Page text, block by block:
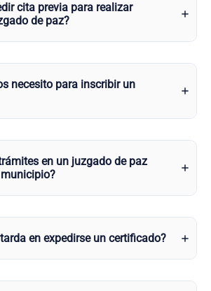
cita previa para realizar
de paz?
necesito para inscribir un
en un juzgado de paz
en expedirse un certificado?